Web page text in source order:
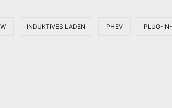
INDUKTIVES LADEN PHEV PLUG-